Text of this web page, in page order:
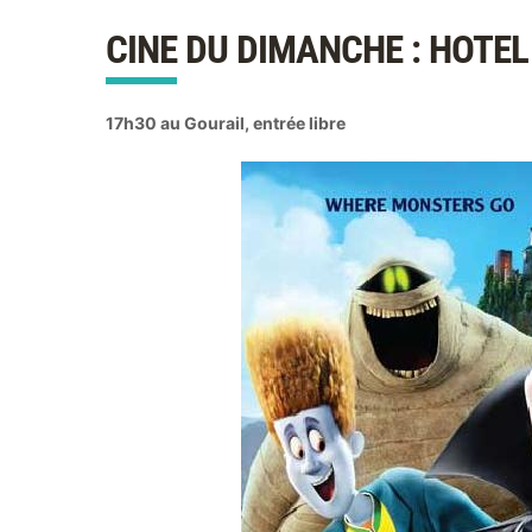
CINE DU DIMANCHE :
17h30 au Gourail, entrée libre